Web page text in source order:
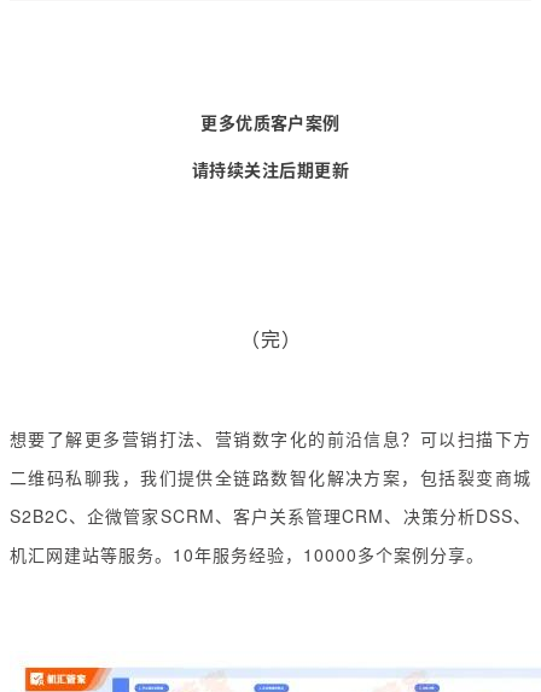
更多优质客户案例
请持续关注后期更新
（完）
想要了解更多营销打法、营销数字化的前沿信息？可以扫描下方
二维码私聊我，我们提供全链路数智化解决方案，包括裂变商城
S2B2C、企微管家SCRM、客户关系管理CRM、决策分析DSS、
机汇网建站等服务。10年服务经验，10000多个案例分享。